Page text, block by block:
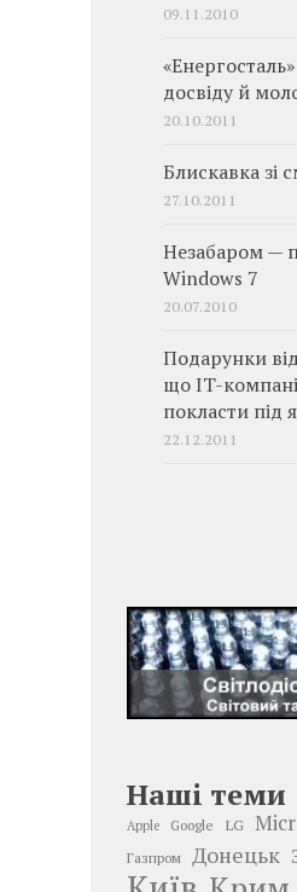
09.11.2010
досвіду й
20.10.2011
Блискавка зі
27.10.2011
Незабаром —
Windows 7
20.07.2010
Подарунки
що IT-
покласти під
22.12.2011
Наші теми
Apple Google LG
Газпром Донецьк